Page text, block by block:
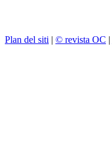
Plan del siti | © revista OC |